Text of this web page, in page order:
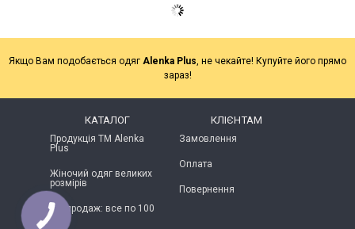
Якщо Вам подобається одяг Alenka Plus , не чекайте! Купуйте його прямо
зараз!
КАТАЛОГ
Продукція ТМ Alenka
Plus
Жіночий одяг великих
розмірів
Розпродаж: все по 100
грн
КЛІЄНТАМ
Замовлення
Оплата
Повернення